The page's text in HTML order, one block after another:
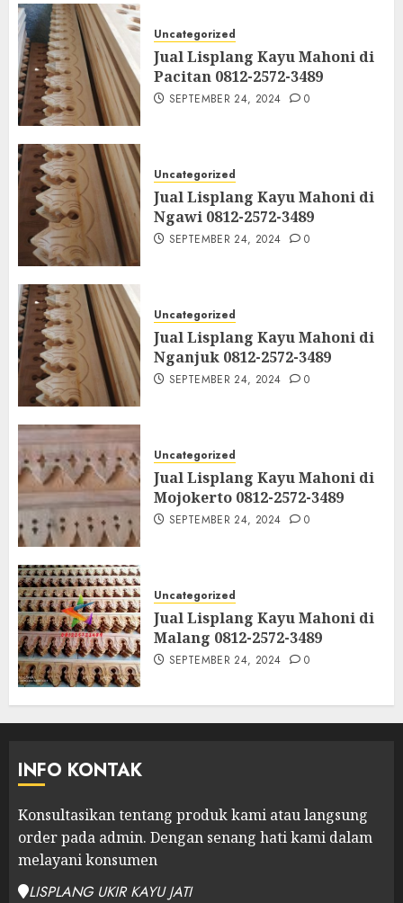
Uncategorized
Jual Lisplang Kayu Mahoni di
Pacitan 0812-2572-3489
SEPTEMBER 24, 2024 0
Uncategorized
Jual Lisplang Kayu Mahoni di
Ngawi 0812-2572-3489
SEPTEMBER 24, 2024 0
Uncategorized
Jual Lisplang Kayu Mahoni di
Nganjuk 0812-2572-3489
SEPTEMBER 24, 2024 0
Uncategorized
Jual Lisplang Kayu Mahoni di
Mojokerto 0812-2572-3489
SEPTEMBER 24, 2024 0
Uncategorized
Jual Lisplang Kayu Mahoni di
Malang 0812-2572-3489
SEPTEMBER 24, 2024 0
INFO KONTAK
Konsultasikan tentang produk kami atau langsung
order pada admin. Dengan senang hati kami dalam
melayani konsumen
LISPLANG UKIR KAYU JATI